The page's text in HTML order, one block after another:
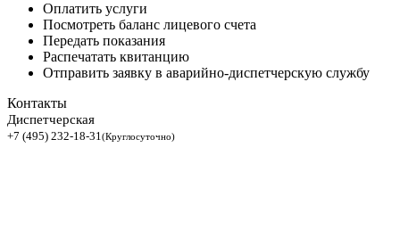
Оплатить услуги
Посмотреть баланс лицевого счета
Передать показания
Распечатать квитанцию
Отправить заявку в аварийно-диспетчерскую службу
Контакты
Диспетчерская
+7 (495) 232-18-31(Круглосуточно)